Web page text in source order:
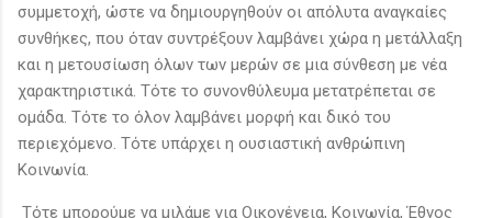
συμμετοχή, ώστε να δημιουργηθούν οι απόλυτα αναγκαίες
συνθήκες, που όταν συντρέξουν λαμβάνει χώρα η μετάλλαξη
και η μετουσίωση όλων των μερών σε μια σύνθεση με νέα
χαρακτηριστικά. Τότε το συνονθύλευμα μετατρέπεται σε
ομάδα. Τότε το όλον λαμβάνει μορφή και δικό του
περιεχόμενο. Τότε υπάρχει η ουσιαστική ανθρώπινη
Κοινωνία.
Τότε μπορούμε να μιλάμε για Οικογένεια, Κοινωνία, Έθνος